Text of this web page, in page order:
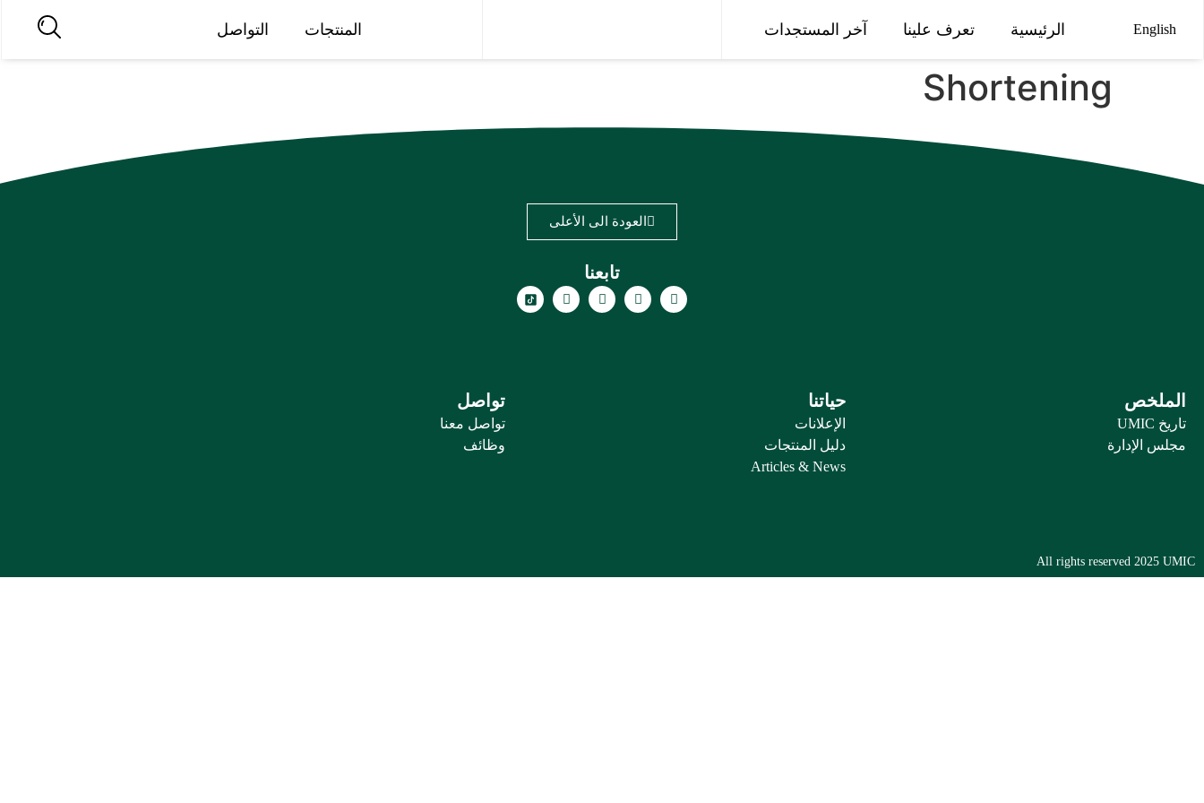
English الرئيسية تعرف علينا آخر المستجدات المنتجات التواصل
Shortening
العودة الى الأعلى
تابعنا
الملخص
تاريخ UMIC
مجلس الإدارة
حياتنا
الإعلانات
دليل المنتجات
Articles & News
تواصل
تواصل معنا
وظائف
All rights reserved 2025 UMIC